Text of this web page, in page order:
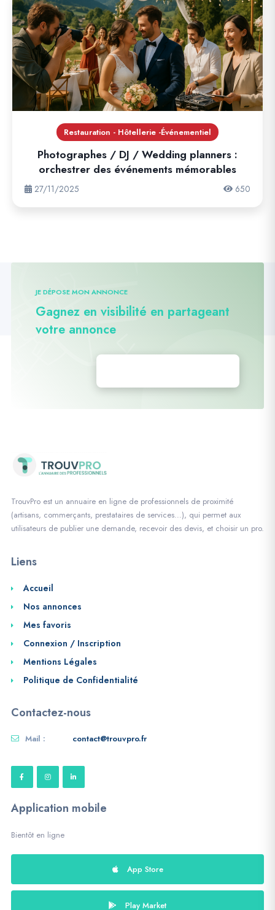
Restauration - Hôtellerie -Événementiel
Photographes / DJ / Wedding planners :
orchestrer des événements mémorables
27/11/2025 650
JE DÉPOSE MON ANNONCE
Gagnez en visibilité en partageant
votre annonce
TrouvPro est un annuaire en ligne de professionnels de proximité
(artisans, commerçants, prestataires de services…), qui permet aux
utilisateurs de publier une demande, recevoir des devis, et choisir un pro.
Liens
Accueil
Nos annonces
Mes favoris
Connexion / Inscription
Mentions Légales
Politique de Confidentialité
Contactez-nous
Mail : contact@trouvpro.fr
Application mobile
Bientôt en ligne
App Store
Play Market